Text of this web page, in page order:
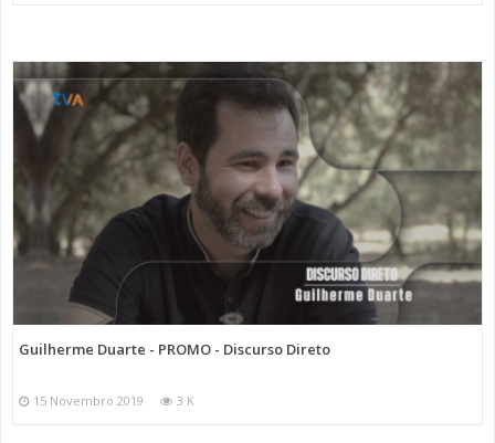
Guilherme Duarte - PROMO - Discurso Direto
15 Novembro 2019 3 K